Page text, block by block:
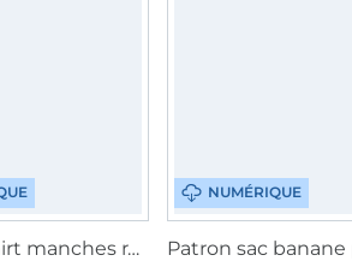
Patron t-shirt manches raglan femme pdf Fadenkäfer, en allemand
NUMÉRIQUE